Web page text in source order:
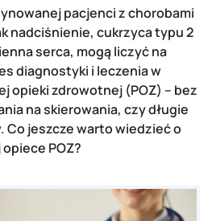
pacjenci z chorobami
nadciśnienie, cukrzyca typu 2
serca, mogą liczyć na
diagnostyki i leczenia w
opieki zdrowotnej (POZ) – bez
na skierowania, czy długie
Co jeszcze warto wiedzieć o
POZ?